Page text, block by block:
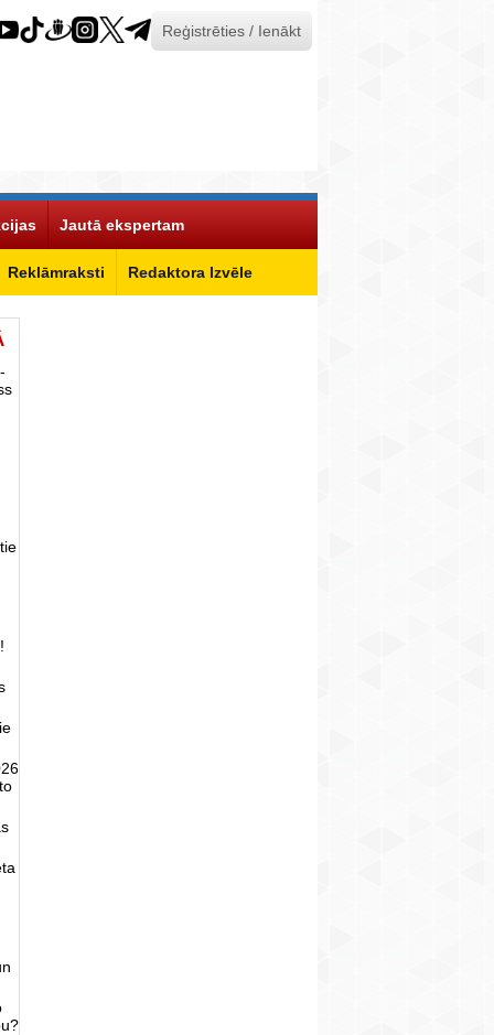
Reģistrēties / Ienākt
Reklāmraksti Redaktora Izvēle
Jautā ekspertam